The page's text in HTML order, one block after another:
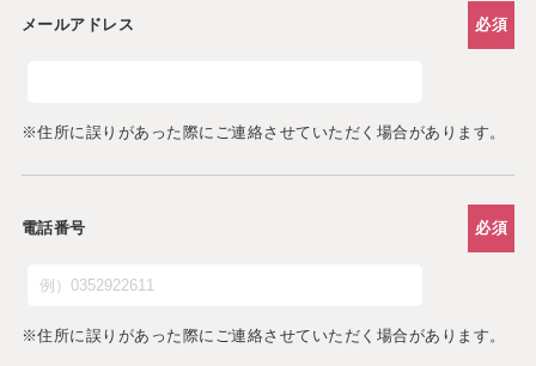
メールアドレス 必須
※住所に誤りがあった際にご連絡させていただく場合があります。
電話番号 必須
※住所に誤りがあった際にご連絡させていただく場合があります。